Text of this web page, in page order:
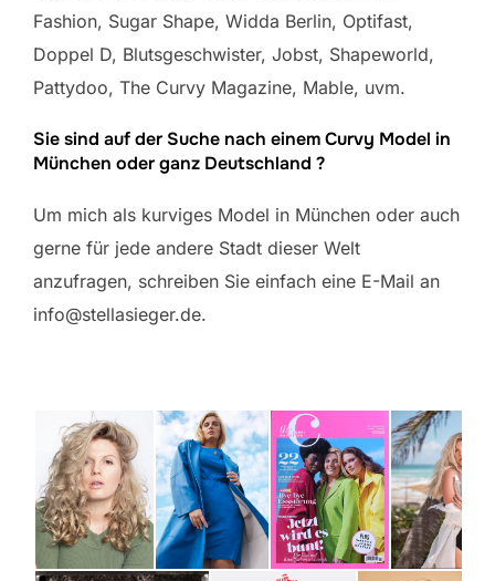
Fashion, Sugar Shape, Widda Berlin, Optifast,
Doppel D, Blutsgeschwister, Jobst, Shapeworld,
Pattydoo, The Curvy Magazine, Mable, uvm.
Sie sind auf der Suche nach einem Curvy Model in
München oder ganz Deutschland ?
Um mich als kurviges Model in München oder auch
gerne für jede andere Stadt dieser Welt
anzufragen, schreiben Sie einfach eine E-Mail an
info@stellasieger.de.